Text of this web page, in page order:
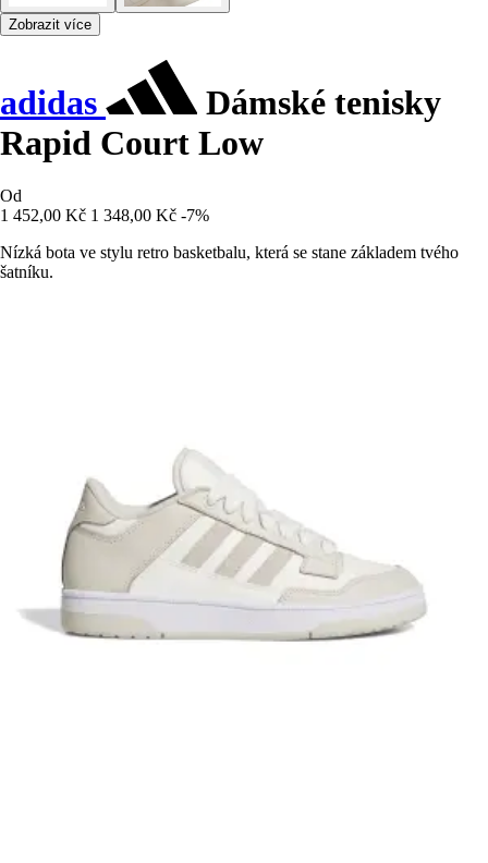
Zobrazit více
adidas
Dámské tenisky
Rapid Court Low
Od
1 452,00 Kč 1 348,00 Kč -7%
Nízká bota ve stylu retro basketbalu, která se stane základem tvého
šatníku.